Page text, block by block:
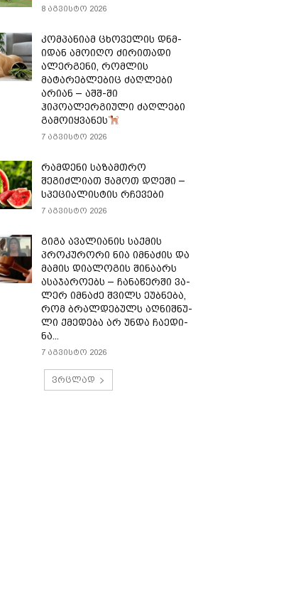
8 აგვისტო 2026
კომპანიამ ცხოველის დნმ-
იდან ამოიღო ძირითადი
ალერგენი, რომლის
მატარებლებიც ძაღლები
არიან – აშშ-ში
ჰიპოალერგიული ძაღლები
გამოიყვანეს
7 აგვისტო 2026
რამდენი საზამთრო
შეგიძლიათ ჭამოთ დღეში –
სპეციალისტის რჩევები
7 აგვისტო 2026
გიგა ავალიანის საქმის
პროკურორი ნია იმნაძის და
მამის დიალოგის შინაარს
ასაჯაროებს – ჩა­ნა­წერ­ში ვა­
ლერ იმ­ნა­ძე შვილს ეუბ­ნე­ბა,
რომ ბრალ­დე­ბულს აღ­ნიშ­ნუ­
ლი ქმე­დე­ბა არ უნდა ჩა­ე­დი­
ნა...
7 აგვისტო 2026
ვრცლად